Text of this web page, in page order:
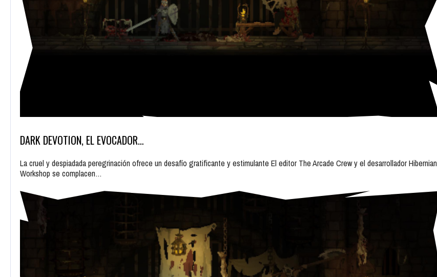
DARK DEVOTION, EL EVOCADOR…
La cruel y despiadada peregrinación ofrece un desafío gratificante y estimulante El editor The Arcade Crew y el desarrollador Hibernian
Workshop se complacen…